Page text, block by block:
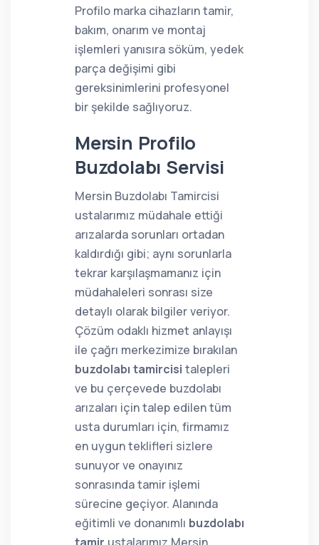
Profilo marka cihazların tamir,
bakım, onarım ve montaj
işlemleri yanısıra söküm, yedek
parça değişimi gibi
gereksinimlerini profesyonel
bir şekilde sağlıyoruz.
Mersin Profilo
Buzdolabı Servisi
Mersin Buzdolabı Tamircisi
ustalarımız müdahale ettiği
arızalarda sorunları ortadan
kaldırdığı gibi; aynı sorunlarla
tekrar karşılaşmamanız için
müdahaleleri sonrası size
detaylı olarak bilgiler veriyor.
Çözüm odaklı hizmet anlayışı
ile çağrı merkezimize bırakılan
buzdolabı tamircisi talepleri
ve bu çerçevede buzdolabı
arızaları için talep edilen tüm
usta durumları için, firmamız
en uygun teklifleri sizlere
sunuyor ve onayınız
sonrasında tamir işlemi
sürecine geçiyor. Alanında
eğitimli ve donanımlı buzdolabı